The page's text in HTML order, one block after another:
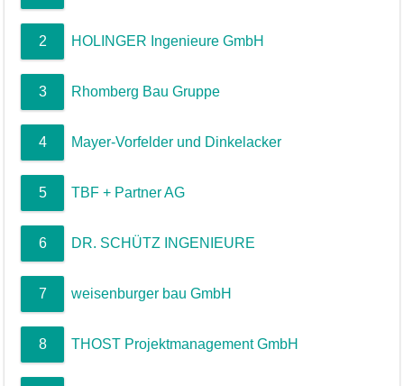
2 HOLINGER Ingenieure GmbH
3 Rhomberg Bau Gruppe
4 Mayer-Vorfelder und Dinkelacker
5 TBF + Partner AG
6 DR. SCHÜTZ INGENIEURE
7 weisenburger bau GmbH
8 THOST Projektmanagement GmbH